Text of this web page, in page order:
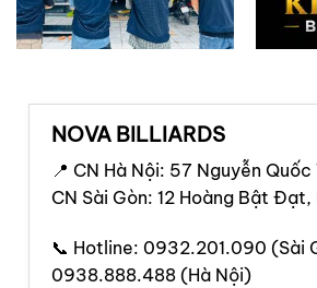
NOVA BILLIARDS
📍 CN Hà Nội: 57 Nguyễn Quốc
CN Sài Gòn: 12 Hoàng Bật Đạt,
📞 Hotline: 0932.201.090 (Sài
0938.888.488 (Hà Nội)